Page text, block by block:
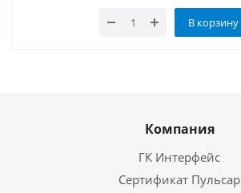
В корзину
Компания
ГК Интерфейс
Сертификат Пульсар